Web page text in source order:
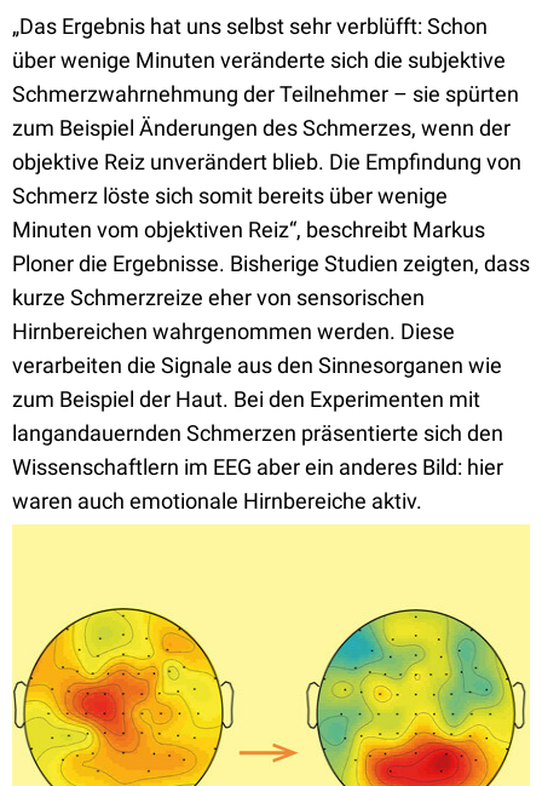
„Das Ergebnis hat uns selbst sehr verblüfft: Schon
über wenige Minuten veränderte sich die subjektive
Schmerzwahrnehmung der Teilnehmer – sie spürten
zum Beispiel Änderungen des Schmerzes, wenn der
objektive Reiz unverändert blieb. Die Empfindung von
Schmerz löste sich somit bereits über wenige
Minuten vom objektiven Reiz“, beschreibt Markus
Ploner die Ergebnisse. Bisherige Studien zeigten, dass
kurze Schmerzreize eher von sensorischen
Hirnbereichen wahrgenommen werden. Diese
verarbeiten die Signale aus den Sinnesorganen wie
zum Beispiel der Haut. Bei den Experimenten mit
langandauernden Schmerzen präsentierte sich den
Wissenschaftlern im EEG aber ein anderes Bild: hier
waren auch emotionale Hirnbereiche aktiv.